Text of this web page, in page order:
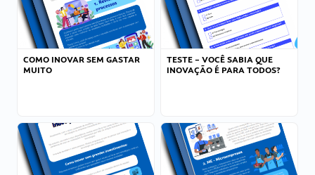
COMO INOVAR SEM GASTAR
MUITO
TESTE – VOCÊ SABIA QUE
INOVAÇÃO É PARA TODOS?